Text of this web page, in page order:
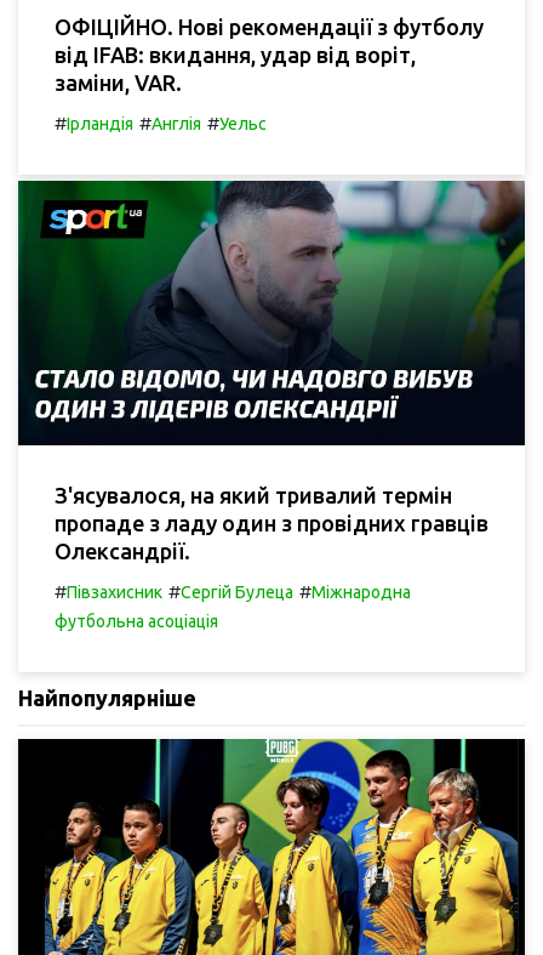
ОФІЦІЙНО. Нові рекомендації з футболу
від IFAB: вкидання, удар від воріт,
заміни, VAR.
#Ірландія #Англія #Уельс
З'ясувалося, на який тривалий термін
пропаде з ладу один з провідних гравців
Олександрії.
#Півзахисник #Сергій Булеца #Міжнародна
футбольна асоціація
Найпопулярніше